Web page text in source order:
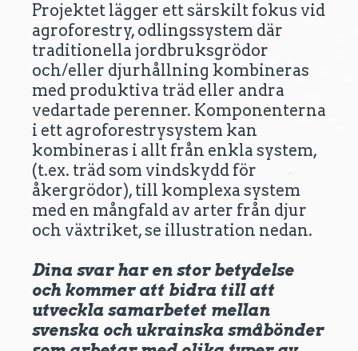
Projektet lägger ett särskilt fokus vid
agroforestry, odlingssystem där
traditionella jordbruksgrödor
och/eller djurhållning kombineras
med produktiva träd eller andra
vedartade perenner. Komponenterna
i ett agroforestrysystem kan
kombineras i allt från enkla system,
(t.ex. träd som vindskydd för
åkergrödor), till komplexa system
med en mångfald av arter från djur
och växtriket, se illustration nedan.
Dina svar har en stor betydelse
och kommer att bidra till att
utveckla samarbetet mellan
svenska och ukrainska småbönder